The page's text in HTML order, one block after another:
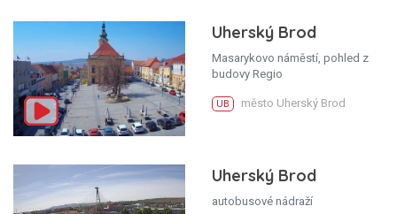
Uherský Brod
Masarykovo náměstí, pohled z
budovy Regio
UB město Uherský Brod
Uherský Brod
autobusové nádraží